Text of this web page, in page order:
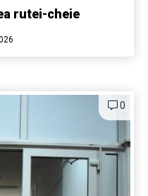
rutei-cheie
0